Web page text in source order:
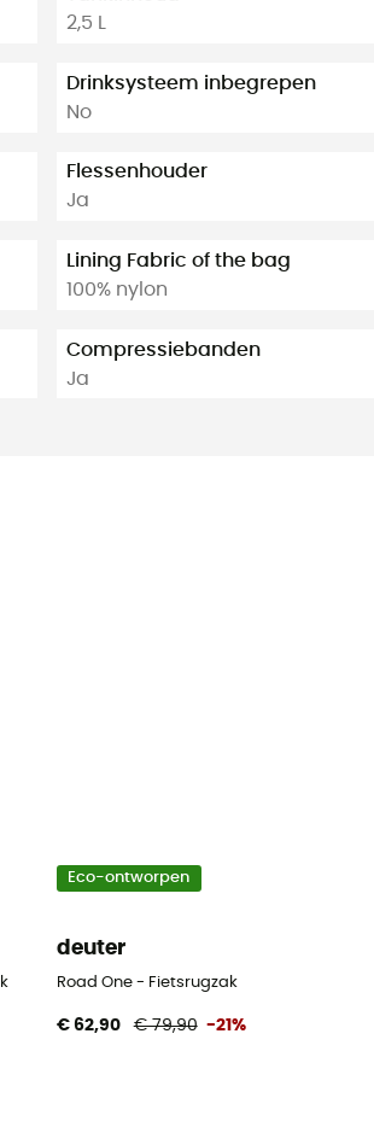
2,5 L
Drinksysteem inbegrepen
No
Flessenhouder
Ja
Lining Fabric of the bag
100% nylon
Compressiebanden
Ja
Eco-ontworpen
deuter
Road One - Fietsrugzak
€ 62,90 € 79,90 -21%